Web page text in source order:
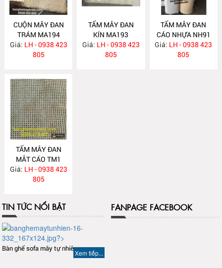
CUỘN MÂY ĐAN
TRÁM MA194
Giá: LH - 0938 423
805
TẤM MÂY ĐAN
KÍN MA193
Giá: LH - 0938 423
805
TẤM MÂY ĐAN
CÁO NHỰA NH91
Giá: LH - 0938 423
805
TẤM MÂY ĐAN
MẮT CÁO TM1
Giá: LH - 0938 423
805
TIN TỨC NỔI BẬT
Bàn ghế sofa mây tự nhiên
Xem tiếp...
FANPAGE FACEBOOK